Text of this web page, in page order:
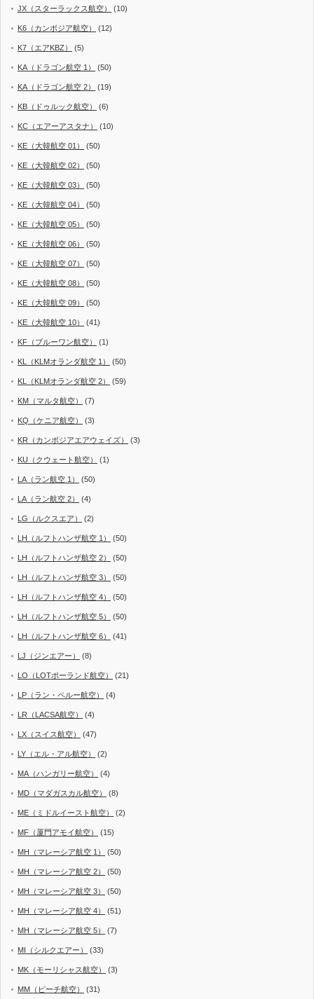
JX（スターラックス航空） (10)
K6（カンボジア航空） (12)
K7（エアKBZ） (5)
KA（ドラゴン航空 1） (50)
KA（ドラゴン航空 2） (19)
KB（ドゥルック航空） (6)
KC（エアーアスタナ） (10)
KE（大韓航空 01） (50)
KE（大韓航空 02） (50)
KE（大韓航空 03） (50)
KE（大韓航空 04） (50)
KE（大韓航空 05） (50)
KE（大韓航空 06） (50)
KE（大韓航空 07） (50)
KE（大韓航空 08） (50)
KE（大韓航空 09） (50)
KE（大韓航空 10） (41)
KF（ブルーワン航空） (1)
KL（KLMオランダ航空 1） (50)
KL（KLMオランダ航空 2） (59)
KM（マルタ航空） (7)
KQ（ケニア航空） (3)
KR（カンボジアエアウェイズ） (3)
KU（クウェート航空） (1)
LA（ラン航空 1） (50)
LA（ラン航空 2） (4)
LG（ルクスエア） (2)
LH（ルフトハンザ航空 1） (50)
LH（ルフトハンザ航空 2） (50)
LH（ルフトハンザ航空 3） (50)
LH（ルフトハンザ航空 4） (50)
LH（ルフトハンザ航空 5） (50)
LH（ルフトハンザ航空 6） (41)
LJ（ジンエアー） (8)
LO（LOTポーランド航空） (21)
LP（ラン・ペルー航空） (4)
LR（LACSA航空） (4)
LX（スイス航空） (47)
LY（エル・アル航空） (2)
MA（ハンガリー航空） (4)
MD（マダガスカル航空） (8)
ME（ミドルイースト航空） (2)
MF（厦門アモイ航空） (15)
MH（マレーシア航空 1） (50)
MH（マレーシア航空 2） (50)
MH（マレーシア航空 3） (50)
MH（マレーシア航空 4） (51)
MH（マレーシア航空 5） (7)
MI（シルクエアー） (33)
MK（モーリシャス航空） (3)
MM（ピーチ航空） (31)